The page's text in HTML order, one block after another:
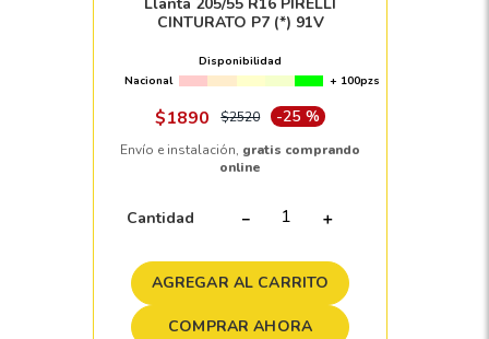
CINTURATO P7 (*) 91V
Disponibilidad
Nacional
+ 100pzs
$1890 $2520 -25 %
Envío e instalación, gratis comprando
online
Cantidad ＋
－
AGREGAR AL CARRITO
COMPRAR AHORA